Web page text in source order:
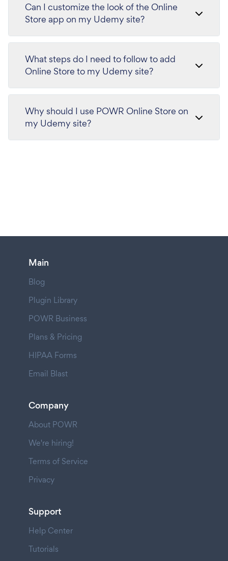
Can I customize the look of the Online
Store app on my Udemy site?
What steps do I need to follow to add
Online Store to my Udemy site?
Why should I use POWR Online Store on
my Udemy site?
Main
Blog
Plugin Library
POWR Business
Plans & Pricing
HIPAA Forms
Email Blast
Company
About POWR
We're hiring!
Terms of Service
Privacy
Support
Help Center
Tutorials